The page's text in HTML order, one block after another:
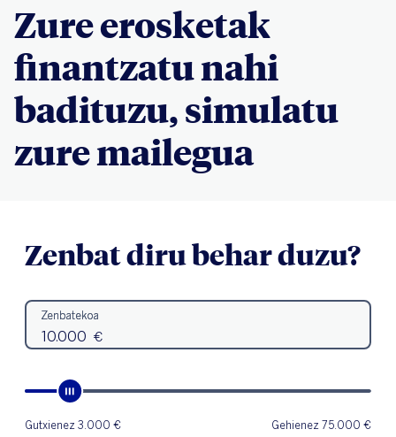
Zure erosketak
finantzatu nahi
badituzu, simulatu
zure mailegua